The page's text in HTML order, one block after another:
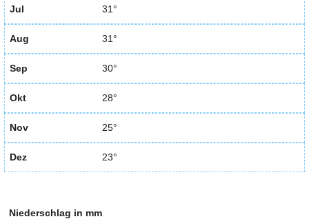
Jul 31°
Aug 31°
Sep 30°
Okt 28°
Nov 25°
Dez 23°
Niederschlag in mm